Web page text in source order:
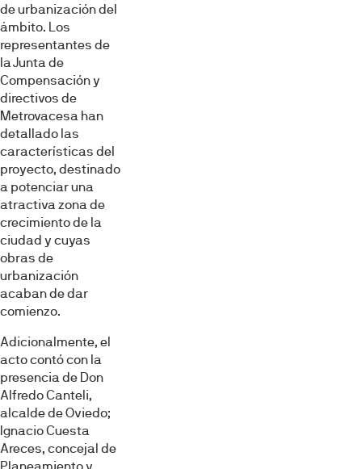
de urbanización del
ámbito. Los
representantes de
la Junta de
Compensación y
directivos de
Metrovacesa han
detallado las
características del
proyecto, destinado
a potenciar una
atractiva zona de
crecimiento de la
ciudad y cuyas
obras de
urbanización
acaban de dar
comienzo.
Adicionalmente, el
acto contó con la
presencia de Don
Alfredo Canteli,
alcalde de Oviedo;
Ignacio Cuesta
Areces, concejal de
Planeamiento y